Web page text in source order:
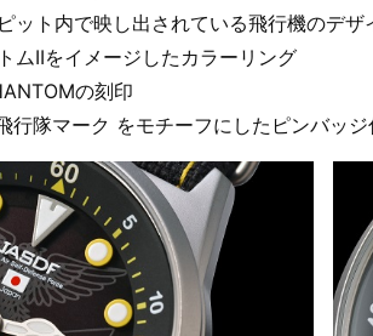
ット内で映し出されている飛行機のデザ
ムIIをイメージしたカラーリング
の刻印
行隊マーク をモチーフにしたピンバッジ